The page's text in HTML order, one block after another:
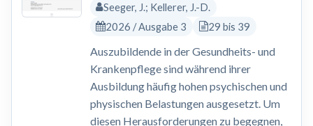
Seeger, J.; Kellerer, J.-D.
2026 / Ausgabe 3
29 bis 39
Auszubildende in der Gesundheits- und
Krankenpflege sind während ihrer
Ausbildung häufig hohen psychischen und
physischen Belastungen ausgesetzt. Um
diesen Herausforderungen zu begegnen,